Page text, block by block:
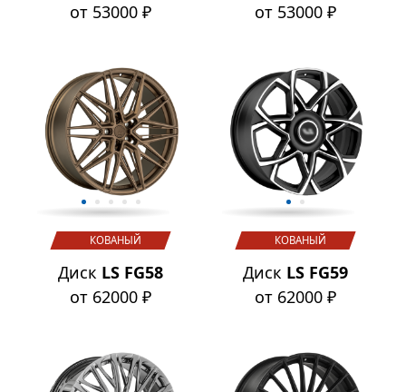
от 53000 ₽
от 53000 ₽
КОВАНЫЙ
Диск LS FG58
от 62000 ₽
КОВАНЫЙ
Диск LS FG59
от 62000 ₽